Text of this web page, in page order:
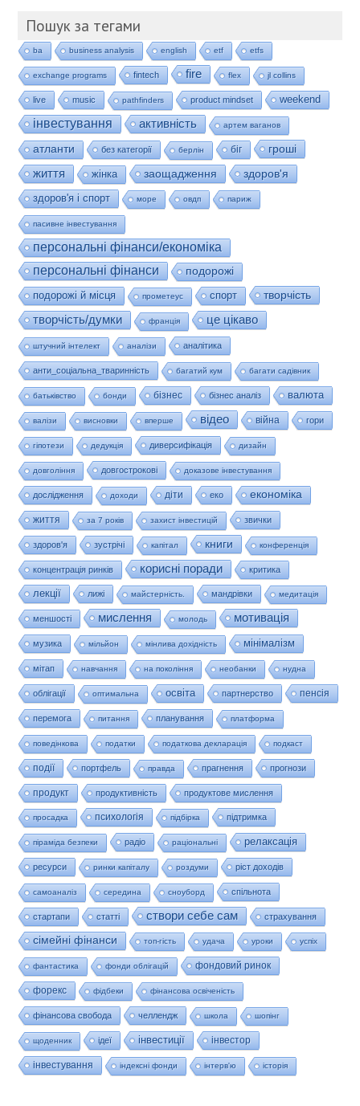
Пошук за тегами
ba business analysis english etf etfs
exchange programs fintech fire flex jl collins
live music pathfinders product mindset weekend
інвестування активність артем ваганов
атланти без категорії берлін біг гроші
життя жінка заощадження здоров'я
здоров'я і спорт море овдп париж
пасивне інвестування
персональні фінанси/економіка
персональні фінанси
подорожі
подорожі й місця
прометеус спорт
творчість
творчість/думки
франція це цікаво
штучний інтелект аналізи аналітика
анти_соціальна_тваринність багатий кум багати садівник
батьківство бонди бізнес бізнес аналіз валюта
валізи висновки вперше відео війна гори
гіпотези дедукція диверсифікація дизайн
довгоління довгострокові доказове інвестування
дослідження доходи діти еко економіка
життя за 7 років захист інвестицій звички
здоров'я зустрічі капітал книги конференція
концентрація ринків корисні поради критика
лекції лижі майстерність. мандрівки медитація
меншості мислення молодь мотивація
музика мільйон мінлива дохідність мінімалізм
мітап навчання на покоління необанки нудна
облігації оптимальна освіта партнерство пенсія
перемога питання планування платформа
поведінкова податки податкова декларація подкаст
події портфель правда прагнення прогнози
продукт продуктивність продуктове мислення
просадка психологія підбірка підтримка
піраміда безпеки радіо раціональні релаксація
ресурси ринки капіталу роздуми ріст доходів
самоаналіз середина сноуборд спільнота
стартапи статті створи себе сам страхування
сімейні фінанси топ-гість удача уроки успіх
фантастика фонди облігацій фондовий ринок
форекс фідбеки фінансова освіченість
фінансова свобода челлендж школа шопінг
щоденник ідеї інвестиції інвестор
інвестування індексні фонди інтерв'ю історія